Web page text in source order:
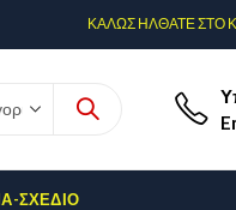
ΚΑΛΩΣ ΗΛΘΑΤΕ ΣΤΟ
ΣΧΈΔΙΟ